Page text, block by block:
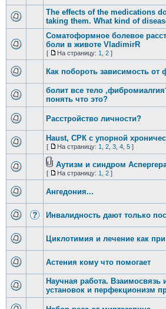
The effects of the medications
taking them. What kind of
Соматоформное болевое
боли в животе VladimirR
[ На страницу: 1 2]
Как побороть зависимость от
болит все тело
понять что это?
Расстройство личности?
Haust, СРК с упорной
[ На страницу: 1 2, 3, 4, 5]
Аутизм и синдром
[ На страницу: 1 2]
Ангедония...
Инвалидность дают только
Циклотимия и лечение как
Астения кому что помогает
Научная работа. Взаимосвязь
установок и перфекционизм